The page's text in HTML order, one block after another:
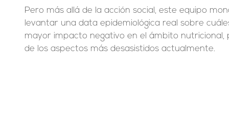
Pero más allá de la acción social, este equipo
levantar una data epidemiológica real sobre
mayor impacto negativo en el ámbito nutricional,
de los aspectos más desasistidos actualmente.